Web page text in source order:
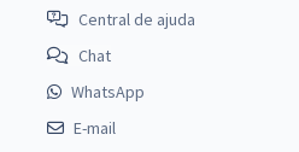
Central de ajuda
Chat
WhatsApp
E-mail